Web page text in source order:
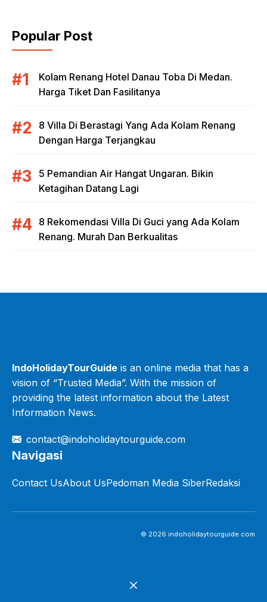
Popular Post
Kolam Renang Hotel Danau Toba Di Medan.
Harga Tiket Dan Fasilitanya
8 Villa Di Berastagi Yang Ada Kolam Renang
Dengan Harga Terjangkau
5 Pemandian Air Hangat Ungaran. Bikin
Ketagihan Datang Lagi
8 Rekomendasi Villa Di Guci yang Ada Kolam
Renang. Murah Dan Berkualitas
IndoHolidayTourGuide is an online media that has a
vision of “Trusted Media”. With the mission of
providing the latest information about the Latest
Information News.
contact@indoholidaytourguide.com
Navigasi
Contact UsAbout UsPedoman Media SiberRedaksi
© 2026 indoholidaytourguide.com